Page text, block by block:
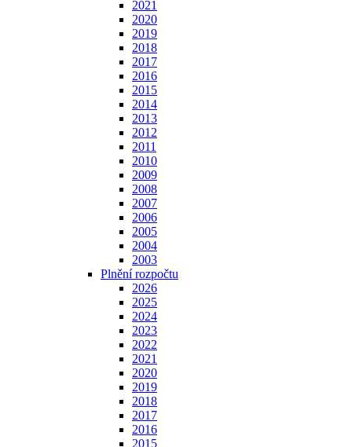
2021
2020
2019
2018
2017
2016
2015
2014
2013
2012
2011
2010
2009
2008
2007
2006
2005
2004
2003
Plnění rozpočtu
2026
2025
2024
2023
2022
2021
2020
2019
2018
2017
2016
2015